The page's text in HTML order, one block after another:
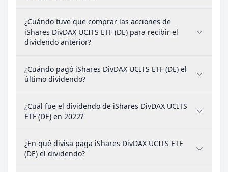
¿Cuándo tuve que comprar las acciones de
iShares DivDAX UCITS ETF (DE) para recibir el
dividendo anterior?
¿Cuándo pagó iShares DivDAX UCITS ETF (DE) el
último dividendo?
¿Cuál fue el dividendo de iShares DivDAX UCITS
ETF (DE) en 2022?
¿En qué divisa paga iShares DivDAX UCITS ETF
(DE) el dividendo?